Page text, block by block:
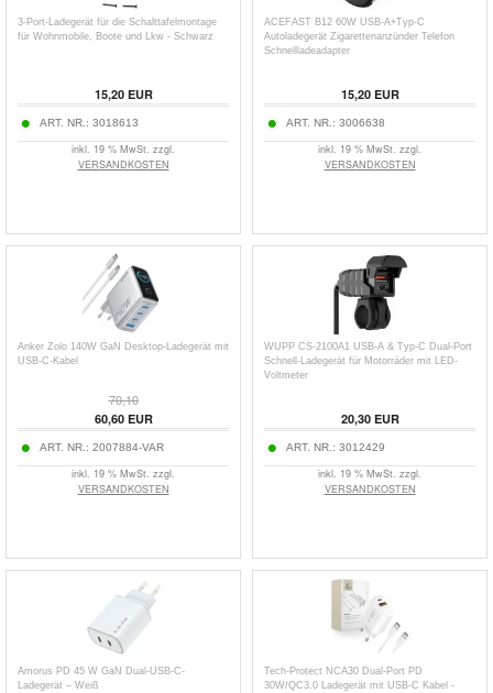
3-Port-Ladegerät für die Schalttafelmontage
für Wohnmobile, Boote und Lkw - Schwarz
15,20EUR
ART. NR.: 3018613
inkl. 19 % MwSt. zzgl.
VERSANDKOSTEN
ACEFAST B12 60W USB-A+Typ-C
Autoladegerät Zigarettenanzünder Telefon
Schnellladeadapter
15,20EUR
ART. NR.: 3006638
inkl. 19 % MwSt. zzgl.
VERSANDKOSTEN
Anker Zolo 140W GaN Desktop-Ladegerät mit
USB-C-Kabel
70,10
60,60EUR
ART. NR.: 2007884-VAR
inkl. 19 % MwSt. zzgl.
VERSANDKOSTEN
WUPP CS-2100A1 USB-A & Typ-C Dual-Port
Schnell-Ladegerät für Motorräder mit LED-
Voltmeter
20,30EUR
ART. NR.: 3012429
inkl. 19 % MwSt. zzgl.
VERSANDKOSTEN
Amorus PD 45 W GaN Dual-USB-C-
Ladegerät – Weiß
Tech-Protect NCA30 Dual-Port PD
30W/QC3.0 Ladegerät mit USB-C Kabel -